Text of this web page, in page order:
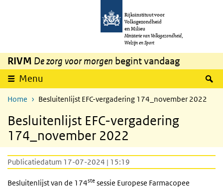
Overslaan en naar de inhoud gaan
Rijksinstituut voor
Volksgezondheid
en Milieu
Ministerie van Volksgezondheid,
Welzijn en Sport
RIVM De zorg voor morgen begint vandaag
Menu
Home Besluitenlijst EFC-vergadering 174_november 2022
Besluitenlijst EFC-vergadering
174_november 2022
Publicatiedatum 17-07-2024 | 15:19
Besluitenlijst van de 174stesessie Europese Farmacopee